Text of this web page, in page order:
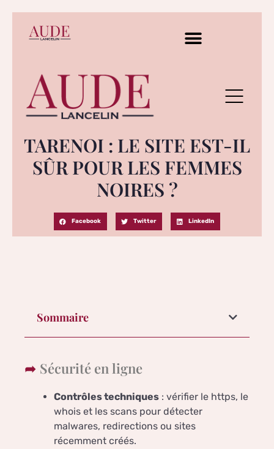
TARENOI : LE SITE EST-IL
SÛR POUR LES FEMMES
NOIRES ?
Facebook Twitter LinkedIn
Sommaire
Sécurité en ligne
Contrôles techniques : vérifier le https, le
whois et les scans pour détecter
malwares, redirections ou sites
récemment créés.